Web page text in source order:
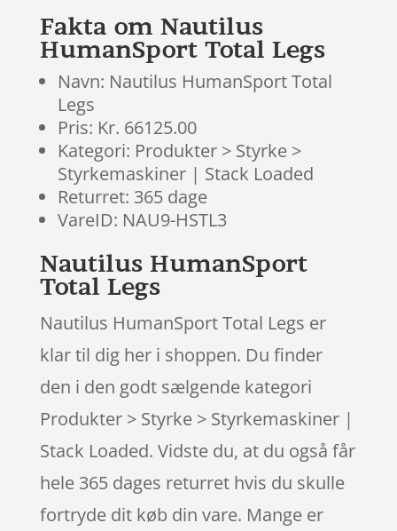
mmelser
Fakta om Nautilus
HumanSport Total Legs
Navn: Nautilus HumanSport Total
Legs
Pris: Kr. 66125.00
Kategori: Produkter > Styrke >
Styrkemaskiner | Stack Loaded
Returret: 365 dage
VareID: NAU9-HSTL3
Nautilus HumanSport
Total Legs
Nautilus HumanSport Total Legs er
klar til dig her i shoppen. Du finder
den i den godt sælgende kategori
Produkter > Styrke > Styrkemaskiner |
Stack Loaded. Vidste du, at du også får
hele 365 dages returret hvis du skulle
fortryde dit køb din vare. Mange er